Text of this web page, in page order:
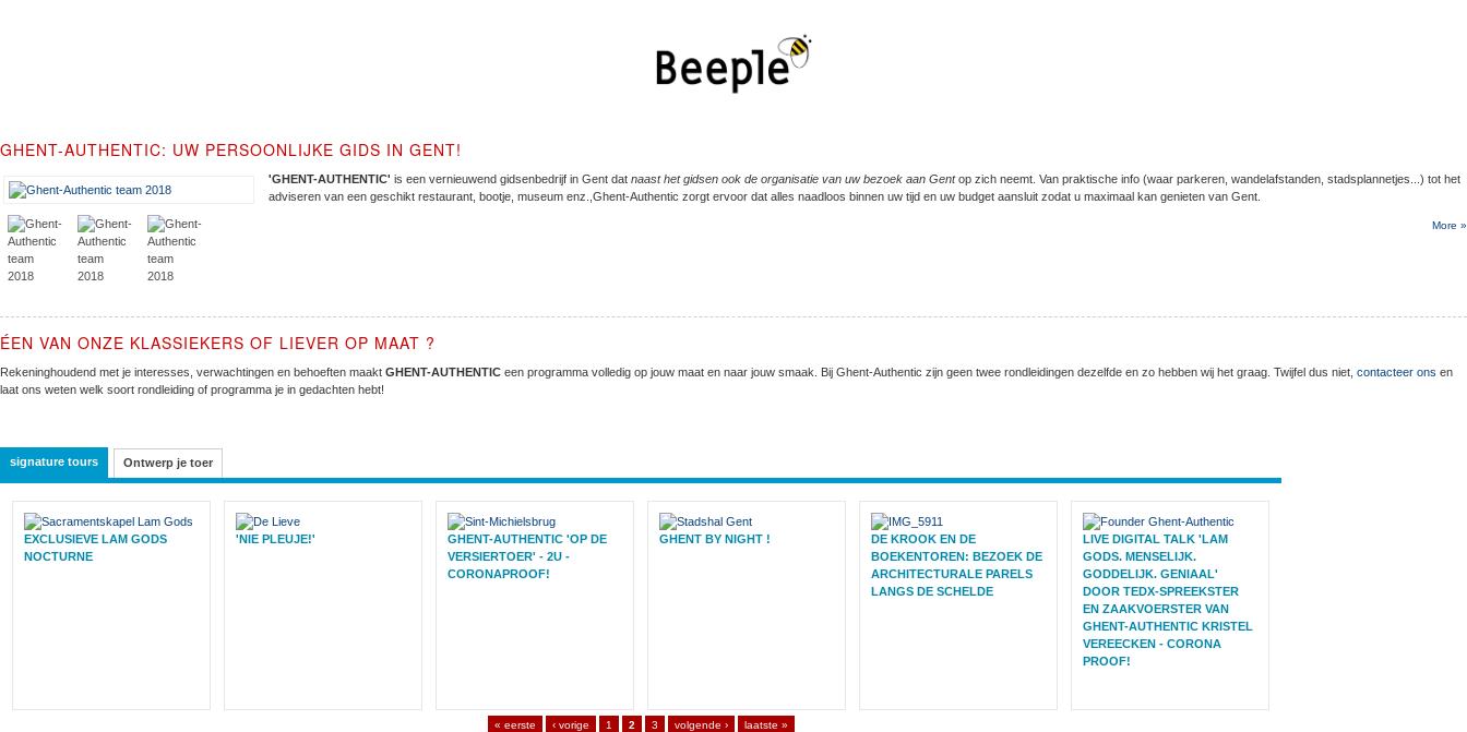
GHENT-AUTHENTIC: UW PERSOONLIJKE GIDS IN GENT!
'GHENT-AUTHENTIC' is een vernieuwend gidsenbedrijf in Gent dat naast het gidsen ook de organisatie van uw bezoek aan Gentop zich neemt . Van praktische info (waar parkeren wandelafstanden stadsplannetjes ...) tot het
adviseren van een geschikt restaurant, bootje , museum enz Ghent-Authentic zorgt ervoor dat alles naadloos binnen uw tijd en uw budget aansluit zodat u maximaal kan genieten van Gent.
More »
ÉEN VAN ONZE KLASSIEKERS OF LIEVER OP MAAT ?
Rekeninghoudend met je interesses, verwachtingen en behoeften maakt GHENT-AUTHENTIC een programma volledig op jouw maat en naar jouw smaak. Bij Ghent-Authentic zijn geen twee rondleidingen dezelfde en zo hebben wij het graag. Twijfel dus niet, contacteer ons en
laat ons weten welk soort rondleiding of programma je in gedachten hebt!
signature tours Ontwerp je toer
EXCLUSIEVE LAM GODS
NOCTURNE
'NIE PLEUJE!'
GHENT-AUTHENTIC 'OP DE
VERSIERTOER' - 2U -
CORONAPROOF!
GHENT BY NIGHT !
DE KROOK EN DE
BOEKENTOREN: BEZOEK DE
ARCHITECTURALE PARELS
LANGS DE SCHELDE
LIVE DIGITAL TALK 'LAM
GODS. MENSELIJK.
GODDELIJK. GENIAAL'
DOOR TEDX-SPREEKSTER
EN ZAAKVOERSTER VAN
GHENT-AUTHENTIC KRISTEL
VEREECKEN - CORONA
PROOF!
« eerste ‹ vorige 1 2 3 volgende › laatste »